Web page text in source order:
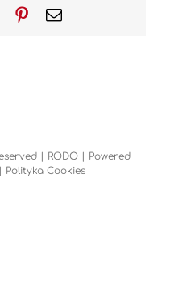
Pinterest
Email
| RODO | Powered
Polityka Cookies